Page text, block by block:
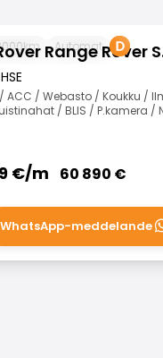
Range Rover Sport
km Automat
ACC / Webasto / Koukku /
/ BLIS / P.kamera /
€/m 60 890 €
WhatsApp
WhatsApp-meddelande